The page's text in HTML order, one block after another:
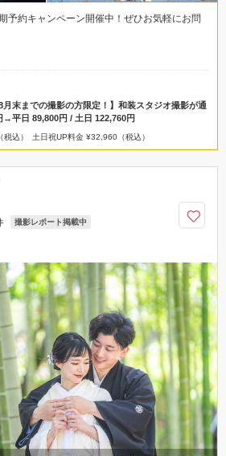
予約キャンペーン開催中！ぜひお気軽にお問
8月末までの撮影の方限定！】和装スタジオ撮影が通
→平日 89,800円 / 土日 122,760円
（税込） 土日祝UP料金 ¥32,960（税込）
撮影レポート掲載中